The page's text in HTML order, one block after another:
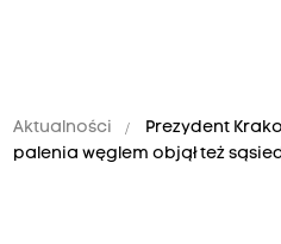
Aktualności
Prezydent
palenia węglem objął też